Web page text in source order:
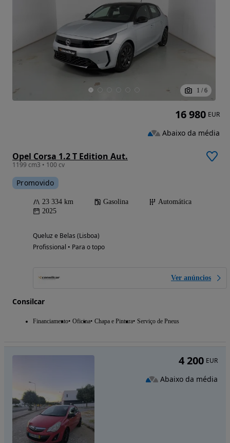
1 / 6
Opel Corsa 1.2 T Edition Aut.
1199 cm3 • 100 cv
Promovido
23 334 km Gasolina
Automática
2025
Queluz e Belas (Lisboa)
Profissional • Para o topo
Ver anúncios
Consilcar
Financiamento Oficina Chapa e Pintura Serviço de Pneus
16 980 EUR
Abaixo da média
4 200 EUR
Abaixo da média